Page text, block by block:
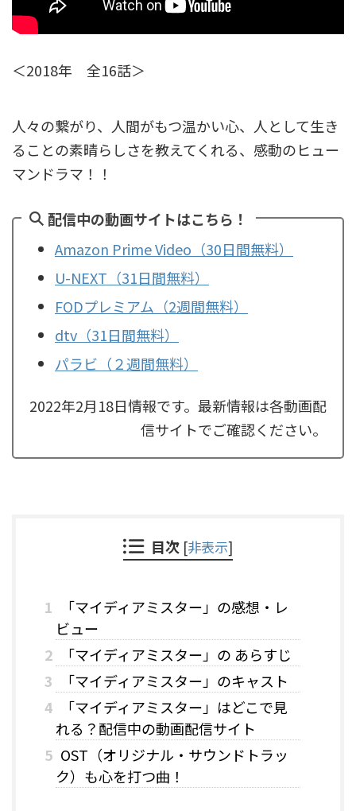
＜2018年 全16話＞
人々の繋がり、人間がもつ温かい心、人として生き
ることの素晴らしさを教えてくれる、感動のヒュー
マンドラマ！！
配信中の動画サイトはこちら！
Amazon Prime Video（30日間無料）
U-NEXT（31日間無料）
FODプレミアム（2週間無料）
dtv（31日間無料）
パラビ（２週間無料）
2022年2月18日情報です。最新情報は各動画配
信サイトでご確認ください。
目次 [非表示]
1
「マイディアミスター」の感想・レ
ビュー
2
「マイディアミスター」の あらすじ
3
「マイディアミスター」のキャスト
4
「マイディアミスター」はどこで見
れる？配信中の動画配信サイト
5 OST（オリジナル・サウンドトラッ
ク）も心を打つ曲！